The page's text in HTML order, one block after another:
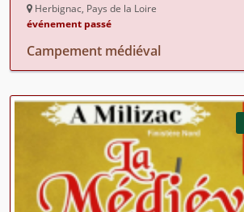
Herbignac, Pays de la Loire
événement passé
Campement médiéval